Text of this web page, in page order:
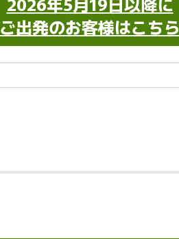
ご出発のお客様はこちら